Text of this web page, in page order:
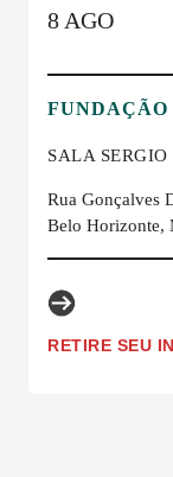
8 AGO
SALA
Rua Gonçalves
Belo Horizonte,
RETIRE SEU